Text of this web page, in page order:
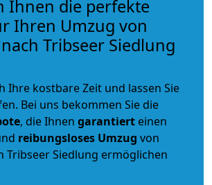
Ihnen die perfekte
Ihren Umzug von
Tribseer Siedlung
Ihre kostbare Zeit und lassen Sie
Bei uns bekommen Sie die
, die Ihnen garantiert einen
reibungsloses Umzug von
Tribseer Siedlung ermöglichen